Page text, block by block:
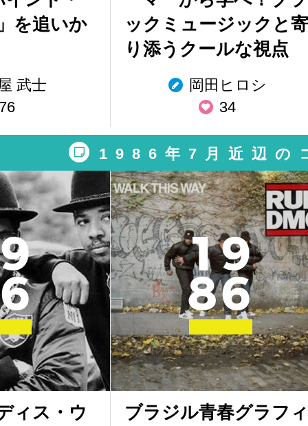
を追いか
武士
ックミュージックと寄
り添うクールな視点
岡田ヒロシ
34
1986年7月近辺の
9
6
ィス・ウ
19
86
ブラジル青春グラフィ